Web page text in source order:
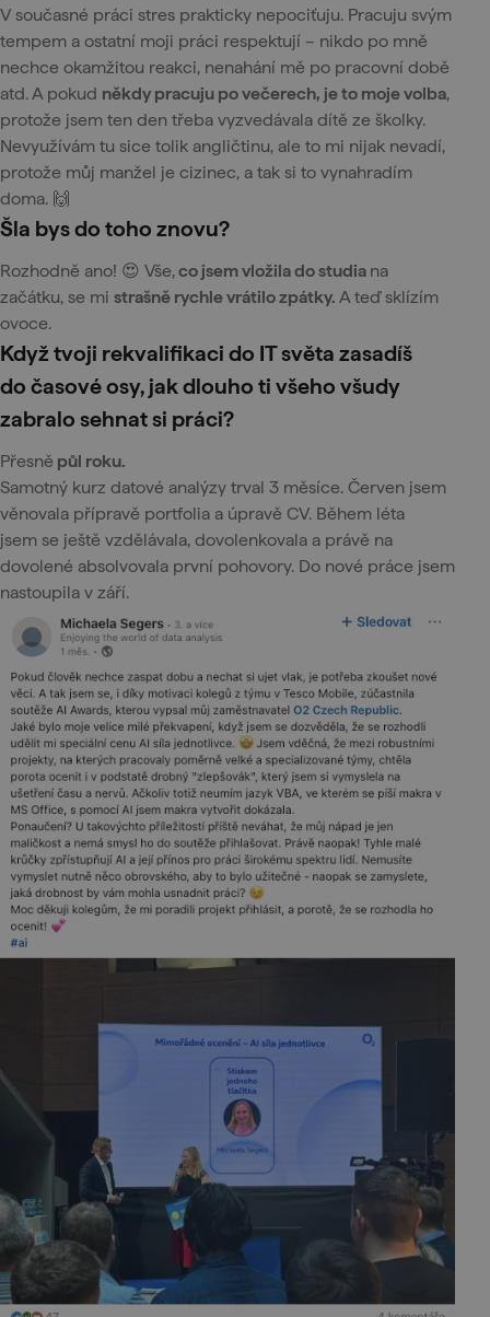
V současné práci stres prakticky nepociťuju. Pracuju svým
tempem a ostatní moji práci respektují – nikdo po mně
nechce okamžitou reakci, nenahání mě po pracovní době
atd. A pokud někdy pracuju po večerech, je to moje volba,
protože jsem ten den třeba vyzvedávala dítě ze školky.
Nevyužívám tu sice tolik angličtinu, ale to mi nijak nevadí,
protože můj manžel je cizinec, a tak si to vynahradím
doma. 🙌
Šla bys do toho znovu?
Rozhodně ano! 😍 Vše,co jsem vložila do studia na
začátku, se mi strašně rychle vrátilo zpátky. A teď sklízím
ovoce.
Když tvoji rekvalifikaci do IT světa zasadíš
do časové osy, jak dlouho ti všeho všudy
zabralo sehnat si práci?
Přesně půl roku.
Samotný kurz datové analýzy trval 3 měsíce. Červen jsem
věnovala přípravě portfolia a úpravě CV. Během léta
jsem se ještě vzdělávala, dovolenkovala a právě na
dovolené absolvovala první pohovory. Do nové práce jsem
nastoupila v září.